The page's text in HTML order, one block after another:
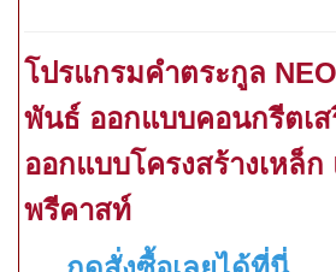
โปรแกรมคำตระกูล NEO
พันธ์ ออกแบบคอนกรีตเส
ออกแบบโครงสร้างเหล็
พรีคาสท์